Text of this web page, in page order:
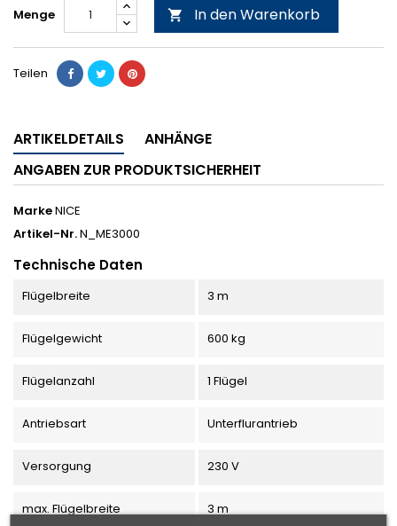
Menge  In den Warenkorb
Teilen
ARTIKELDETAILS
ANHÄNGE
ANGABEN ZUR PRODUKTSICHERHEIT
MarkeNICE
Artikel-Nr.N_ME3000
Technische Daten
Flügelbreite 3 m
Flügelgewicht 600 kg
Flügelanzahl 1 Flügel
Antriebsart Unterflurantrieb
Versorgung 230 V
max. Flügelbreite 3 m